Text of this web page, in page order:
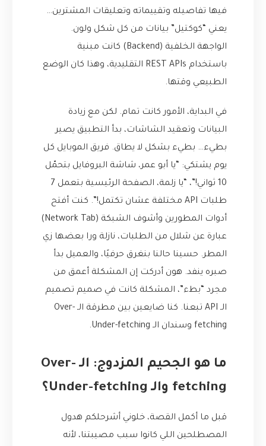
فيها تفاصيله وتقييماته وتعليقات المشترين…
يعني “كوكتيل” بيانات من كل شكل ولون.
الواجهة الخلفية (Backend) كانت مبنية
باستخدام REST APIs التقليدية، وهذا كان الوضع
الطبيعي وقتها.
في البداية، الأمور كانت تمام. لكن مع زيادة
البيانات وتعقيد الشاشات، بدأ التطبيق يصير
بطيء… بطيء بشكل لا يطاق. فريق الموبايل كل
يوم يشتكي: “يا أبو عمر، شاشة البروفايل بتحمّل
10 ثواني!”، “يا زلمة، الصفحة الرئيسية بتعمل 7
طلبات API مختلفة عشان تكتمل!”. كنت أفتح
أدوات المطورين وأشوف الشبكة (Network Tab)
عبارة عن شلال من الطلبات، نازلة ورا بعضها زي
المطر. حسينا حالنا بنغرق حرفيًا، والعميل بدأ
صبره ينفد. هون أدركت إن المشكلة أعمق من
مجرد “بطء”، المشكلة كانت في صميم تصميم
الـ API تبعنا. كنا ضايعين بين مطرقة الـ Over-
fetching وسندان الـ Under-fetching.
ما هو الجحيم المزدوج: الـ Over-
fetching والـ Under-fetching؟
قبل ما أكمل القصة، خلوني أشرحلكم هدول
المصطلحين اللي كانوا سبب مصيبتنا، لأنه